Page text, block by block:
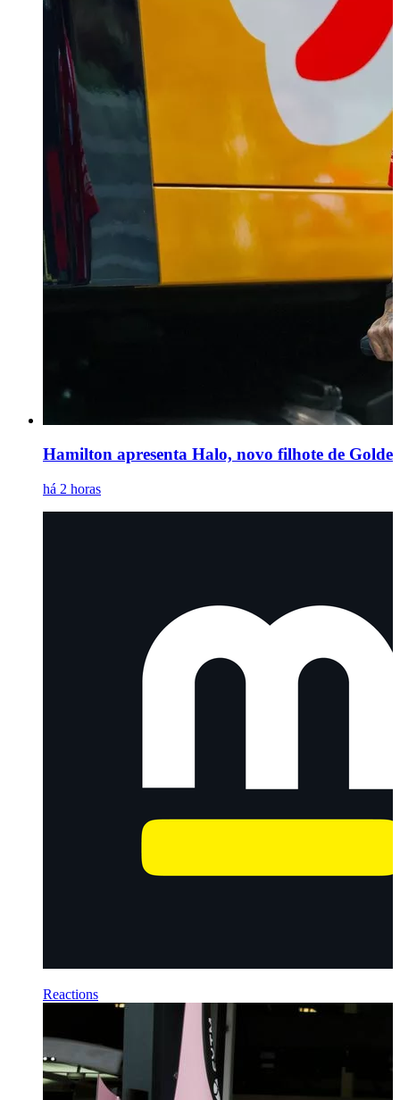
Hamilton apresenta Halo, novo filhote de
há 2 horas
Reactions